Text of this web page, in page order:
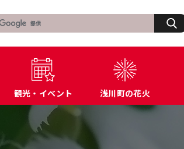
町長あいさつ
浅川町の概要
特産品・名産品
浅川町の歩み
観光・イベント 浅川町の花火
届出・証明書
マイナンバー
教育
生活・その他